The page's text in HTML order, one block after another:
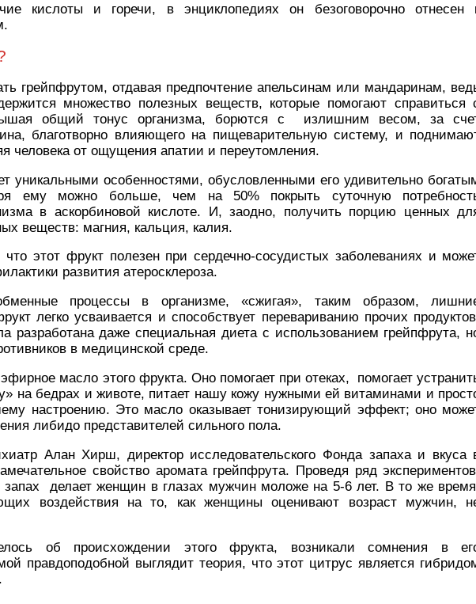
кислоты и горечи, в энциклопедиях он безоговорочно отнесен
грейпфрутом, отдавая предпочтение апельсинам или мандаринам,
множество полезных веществ, которые помогают справиться
общий тонус организма, борются с излишним весом, за
благотворно влияющего на пищеварительную систему, и
человека от ощущения апатии и переутомления.
уникальными особенностями, обусловленными его удивительно
ему можно больше, чем на 50% покрыть суточную
в аскорбиновой кислоте. И, заодно, получить порцию ценных
веществ: магния, кальция, калия.
этот фрукт полезен при сердечно-сосудистых заболеваниях и
развития атеросклероза.
процессы в организме, «сжигая», таким образом,
легко усваивается и способствует перевариванию прочих
разработана даже специальная диета с использованием грейпфрута,
в медицинской среде.
масло этого фрукта. Оно помогает при отеках, помогает
на бедрах и животе, питает нашу кожу нужными ей витаминами и
настроению. Это масло оказывает тонизирующий эффект; оно
либидо представителей сильного пола.
Алан Хирш, директор исследовательского Фонда запаха и вкуса
свойство аромата грейпфрута. Проведя ряд
запах делает женщин в глазах мужчин моложе на 5-6 лет. В то же
воздействия на то, как женщины оценивают возраст мужчин,
об происхождении этого фрукта, возникали сомнения в
правдоподобной выглядит теория, что этот цитрус является